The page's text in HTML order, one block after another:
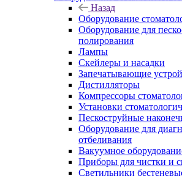
Назад
Оборудование
Оборудование для
полирования
Лампы
Скейлеры и насадки
Запечатывающие
Дистилляторы
Компрессоры
Установки
Пескоструйные
Оборудование для
отбеливания
Вакуумное
Приборы для чистки и
Светильники